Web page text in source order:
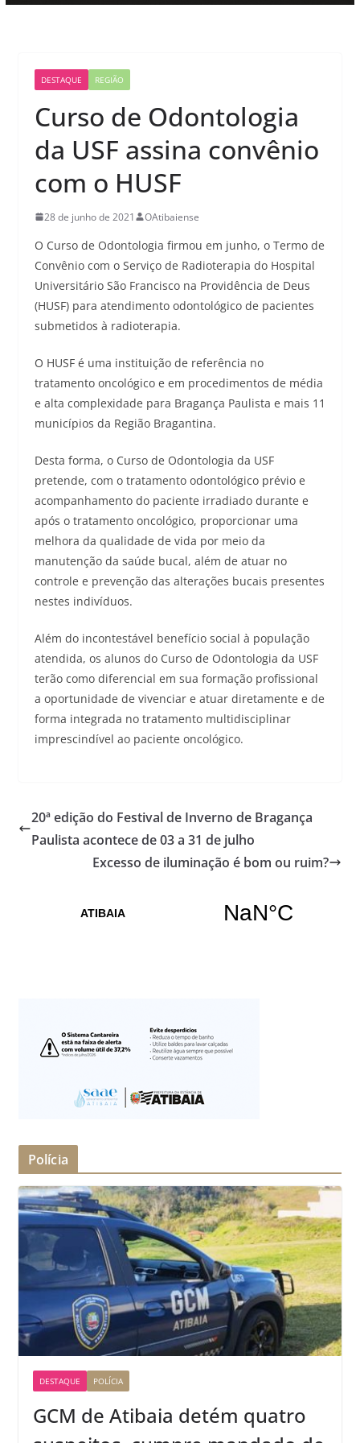
DESTAQUE REGIÃO
Curso de Odontologia
da USF assina convênio
com o HUSF
28 de junho de 2021 OAtibaiense
O Curso de Odontologia firmou em junho, o Termo de
Convênio com o Serviço de Radioterapia do Hospital
Universitário São Francisco na Providência de Deus
(HUSF) para atendimento odontológico de pacientes
submetidos à radioterapia.
O HUSF é uma instituição de referência no
tratamento oncológico e em procedimentos de média
e alta complexidade para Bragança Paulista e mais 11
municípios da Região Bragantina.
Desta forma, o Curso de Odontologia da USF
pretende, com o tratamento odontológico prévio e
acompanhamento do paciente irradiado durante e
após o tratamento oncológico, proporcionar uma
melhora da qualidade de vida por meio da
manutenção da saúde bucal, além de atuar no
controle e prevenção das alterações bucais presentes
nestes indivíduos.
Além do incontestável benefício social à população
atendida, os alunos do Curso de Odontologia da USF
terão como diferencial em sua formação profissional
a oportunidade de vivenciar e atuar diretamente e de
forma integrada no tratamento multidisciplinar
imprescindível ao paciente oncológico.
20ª edição do Festival de Inverno de Bragança
Paulista acontece de 03 a 31 de julho
Excesso de iluminação é bom ou ruim?
Polícia
DESTAQUE POLÍCIA
GCM de Atibaia detém quatro